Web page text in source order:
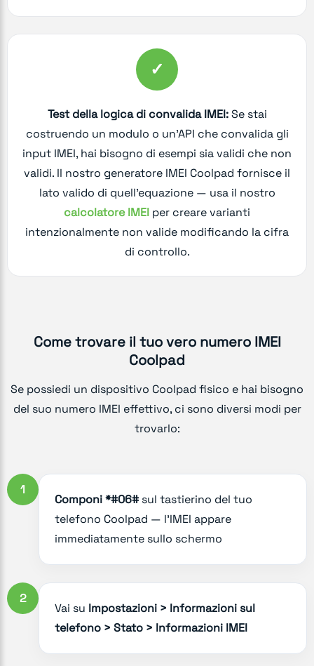
✓
Test della logica di convalida IMEI:Se stai
costruendo un modulo o un'API che convalida gli
input IMEI, hai bisogno di esempi sia validi che non
validi. Il nostro generatore IMEI Coolpad fornisce il
lato valido di quell'equazione — usa il nostro
calcolatore IMEI per creare varianti
intenzionalmente non valide modificando la cifra
di controllo.
Come trovare il tuo vero numero IMEI
Coolpad
Se possiedi un dispositivo Coolpad fisico e hai bisogno
del suo numero IMEI effettivo, ci sono diversi modi per
trovarlo:
1
Componi *#06# sul tastierino del tuo
telefono Coolpad — l'IMEI appare
immediatamente sullo schermo
2
Vai su Impostazioni > Informazioni sul
telefono > Stato > Informazioni IMEI